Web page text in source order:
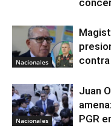
Nacionales
Nacionales
Juan
PGR